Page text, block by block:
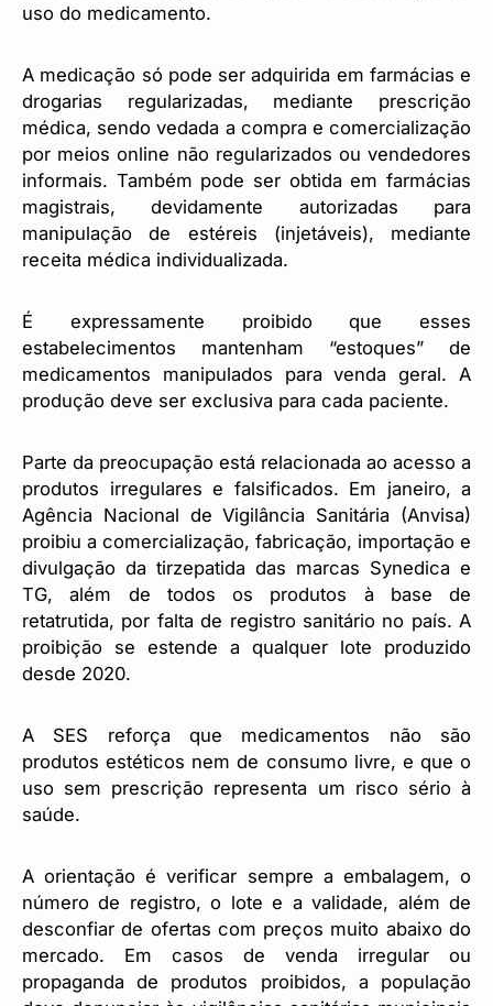
uso do medicamento.
A medicação só pode ser adquirida em farmácias e
drogarias regularizadas, mediante prescrição
médica, sendo vedada a compra e comercialização
por meios online não regularizados ou vendedores
informais. Também pode ser obtida em farmácias
magistrais, devidamente autorizadas para
manipulação de estéreis (injetáveis), mediante
receita médica individualizada.
É expressamente proibido que esses
estabelecimentos mantenham “estoques” de
medicamentos manipulados para venda geral. A
produção deve ser exclusiva para cada paciente.
Parte da preocupação está relacionada ao acesso a
produtos irregulares e falsificados. Em janeiro, a
Agência Nacional de Vigilância Sanitária (Anvisa)
proibiu a comercialização, fabricação, importação e
divulgação da tirzepatida das marcas Synedica e
TG, além de todos os produtos à base de
retatrutida, por falta de registro sanitário no país. A
proibição se estende a qualquer lote produzido
desde 2020.
A SES reforça que medicamentos não são
produtos estéticos nem de consumo livre, e que o
uso sem prescrição representa um risco sério à
saúde.
A orientação é verificar sempre a embalagem, o
número de registro, o lote e a validade, além de
desconfiar de ofertas com preços muito abaixo do
mercado. Em casos de venda irregular ou
propaganda de produtos proibidos, a população